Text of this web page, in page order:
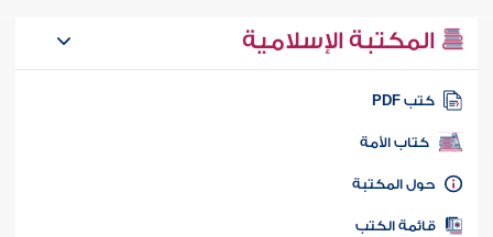
المكتبة الإسلامية
كتب PDF
كتاب الأمة
المكتبة